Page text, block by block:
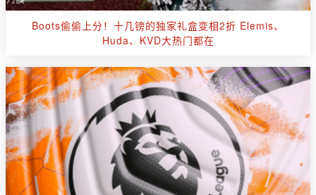
Boots偷偷上分！十几镑的独家礼盒变相2折 Elemis、
Huda、KVD大热门都在